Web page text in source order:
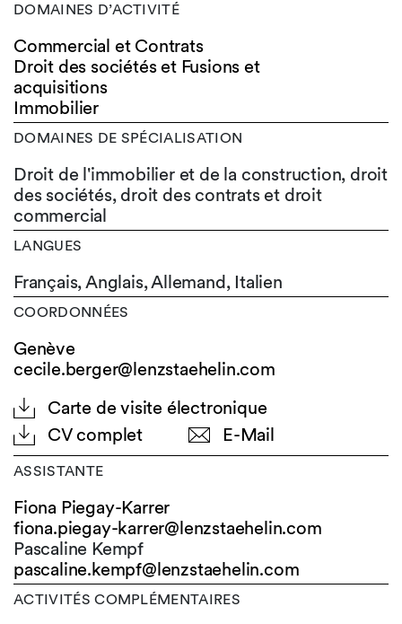
DOMAINES D’ACTIVITÉ
Commercial et Contrats
Droit des sociétés et Fusions et
acquisitions
Immobilier
DOMAINES DE SPÉCIALISATION
Droit de l'immobilier et de la construction, droit
des sociétés, droit des contrats et droit
commercial
LANGUES
Français,Anglais,Allemand, Italien
COORDONNÉES
Genève
cecile.berger@lenzstaehelin.com
Carte de visite électronique
CV complet
E-Mail
ASSISTANTE
Fiona Piegay-Karrer
fiona.piegay-karrer@lenzstaehelin.com
Pascaline Kempf
pascaline.kempf@lenzstaehelin.com
ACTIVITÉS COMPLÉMENTAIRES